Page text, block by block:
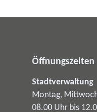
Öffnungszeiten
Stadtverwaltung
Montag,
08.00 Uhr bis